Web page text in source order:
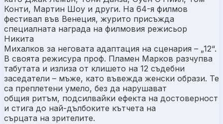
Конти, Мартин Шоу и други. На 64-я филмов
фестивал във Венеция, журито присъжда
специалната награда на филмовия режисьор
Никита
Михалков за неговата адаптация на сценария – „12“.
В своята режисура проф. Пламен Марков разчупва
табутата и излиза от клишето на 12 съдебни
заседатели – мъже, като въвежда женски образи. Те
са преплетени умело, без да нарушават
общия ритъм, подсилвайки ефекта на достоверност
и стига до най-дълбоките кътчета на
сърцата на зрителите.